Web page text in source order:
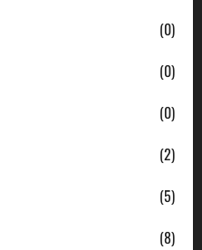
(0)
(0)
(0)
(2)
(5)
(8)